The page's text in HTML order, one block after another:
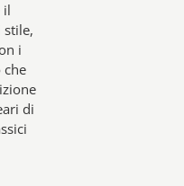
il
i
che
di